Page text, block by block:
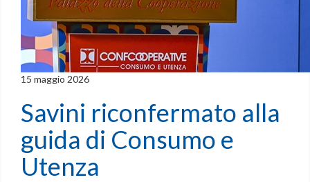
15 maggio 2026
Savini riconfermato alla
guida di Consumo e
Utenza